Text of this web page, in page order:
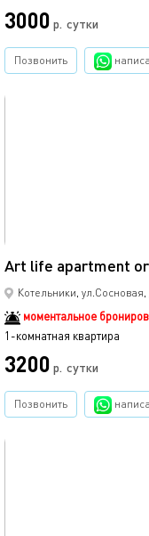
3000 р. сутки
Позвонить
Art life apartment
Котельники, ул.Сосновая,
моментальное
1-комнатная квартира
3200 р. сутки
Позвонить